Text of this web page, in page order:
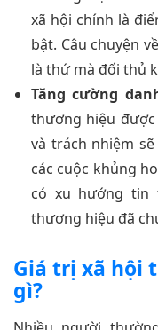
xã hội chính là
bật. Câu chuyện
là thứ mà đối thủ
Tăng cường
thương hiệu
và trách nhiệm
các cuộc khủng
có xu hướng tin
thương hiệu đã
Giá trị xã hội
gì?